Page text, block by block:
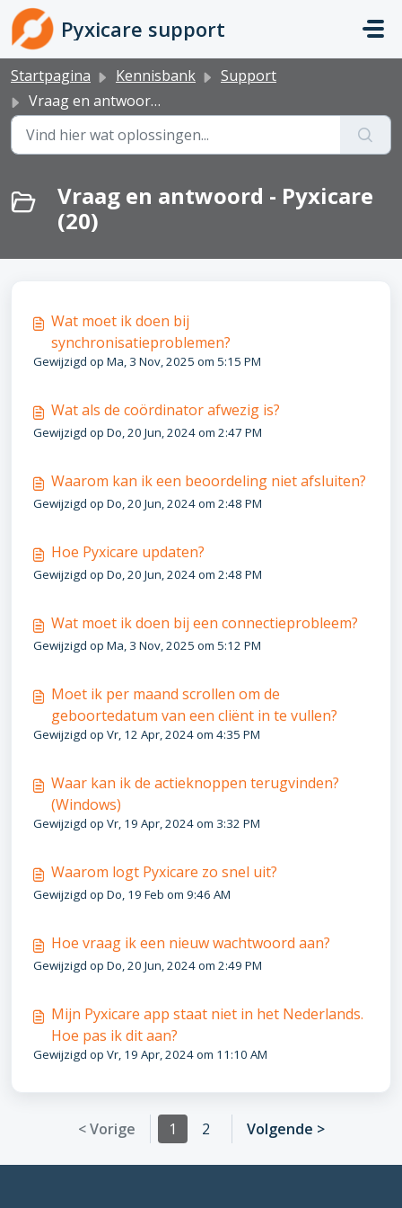
Doorgaan naar hoofdinhoud
Pyxicare support
Startpagina Kennisbank
Support
Vraag en antwoord - Pyxicare
Vraag en antwoord - Pyxicare
(20)
Wat moet ik doen bij
synchronisatieproblemen?
Gewijzigd op Ma, 3 Nov, 2025 om 5:15 PM
Wat als de coördinator afwezig is?
Gewijzigd op Do, 20 Jun, 2024 om 2:47 PM
Waarom kan ik een beoordeling niet afsluiten?
Gewijzigd op Do, 20 Jun, 2024 om 2:48 PM
Hoe Pyxicare updaten?
Gewijzigd op Do, 20 Jun, 2024 om 2:48 PM
Wat moet ik doen bij een connectieprobleem?
Gewijzigd op Ma, 3 Nov, 2025 om 5:12 PM
Moet ik per maand scrollen om de
geboortedatum van een cliënt in te vullen?
Gewijzigd op Vr, 12 Apr, 2024 om 4:35 PM
Waar kan ik de actieknoppen terugvinden?
(Windows)
Gewijzigd op Vr, 19 Apr, 2024 om 3:32 PM
Waarom logt Pyxicare zo snel uit?
Gewijzigd op Do, 19 Feb om 9:46 AM
Hoe vraag ik een nieuw wachtwoord aan?
Gewijzigd op Do, 20 Jun, 2024 om 2:49 PM
Mijn Pyxicare app staat niet in het Nederlands.
Hoe pas ik dit aan?
Gewijzigd op Vr, 19 Apr, 2024 om 11:10 AM
< Vorige 1 2 Volgende >